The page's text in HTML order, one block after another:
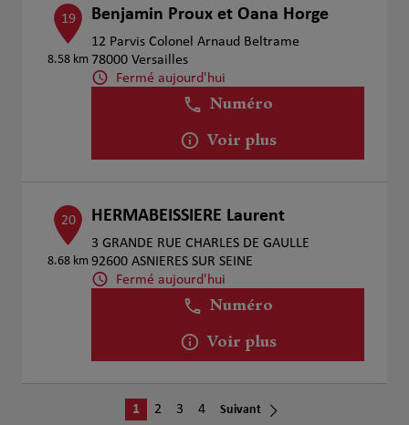
19
8.58 km
Benjamin Proux et Oana Horge
12 Parvis Colonel Arnaud Beltrame
78000 Versailles
Fermé aujourd'hui
Numéro
Voir plus
20
8.68 km
HERMABEISSIERE Laurent
3 GRANDE RUE CHARLES DE GAULLE
92600 ASNIERES SUR SEINE
Fermé aujourd'hui
Numéro
Voir plus
1 2 3 4 Suivant